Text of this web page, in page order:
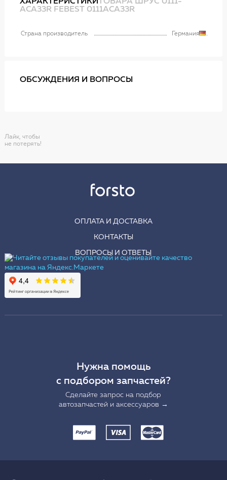
ХАРАКТЕРИСТИКИТОВАРА ШРУС 0111-
ACA33R FEBEST 0111ACA33R
Страна производитель Германия
ОБСУЖДЕНИЯ И ВОПРОСЫ
Лайк, чтобы
не потерять!
ОПЛАТА И ДОСТАВКА
КОНТАКТЫ
ВОПРОСЫ И ОТВЕТЫ
Нужна помощь
с подбором запчастей?
Сделайте запрос на подбор
автозапчастей и аксессуаров →